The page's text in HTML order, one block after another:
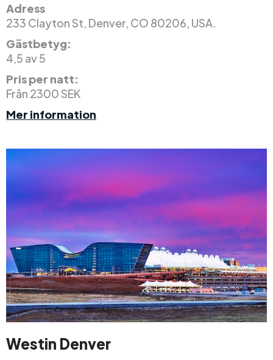
Adress
233 Clayton St, Denver, CO 80206, USA.
Gästbetyg:
4,5 av 5
Pris per natt:
Från 2300 SEK
Mer information
Westin Denver